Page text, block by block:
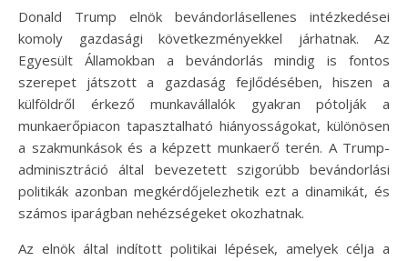
Donald Trump elnök bevándorlásellenes intézkedései
komoly gazdasági következményekkel járhatnak. Az
Egyesült Államokban a bevándorlás mindig is fontos
szerepet játszott a gazdaság fejlődésében, hiszen a
külföldről érkező munkavállalók gyakran pótolják a
munkaerőpiacon tapasztalható hiányosságokat, különösen
a szakmunkások és a képzett munkaerő terén. A Trump-
adminisztráció által bevezetett szigorúbb bevándorlási
politikák azonban megkérdőjelezhetik ezt a dinamikát, és
számos iparágban nehézségeket okozhatnak.
Az elnök által indított politikai lépések, amelyek célja a